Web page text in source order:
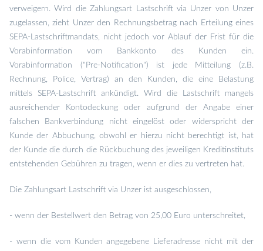
verweigern. Wird die Zahlungsart Lastschrift via Unzer von Unzer
zugelassen, zieht Unzer den Rechnungsbetrag nach Erteilung eines
SEPA-Lastschriftmandats, nicht jedoch vor Ablauf der Frist für die
Vorabinformation vom Bankkonto des Kunden ein.
Vorabinformation ("Pre-Notification") ist jede Mitteilung (z.B.
Rechnung, Police, Vertrag) an den Kunden, die eine Belastung
mittels SEPA-Lastschrift ankündigt. Wird die Lastschrift mangels
ausreichender Kontodeckung oder aufgrund der Angabe einer
falschen Bankverbindung nicht eingelöst oder widerspricht der
Kunde der Abbuchung, obwohl er hierzu nicht berechtigt ist, hat
der Kunde die durch die Rückbuchung des jeweiligen Kreditinstituts
entstehenden Gebühren zu tragen, wenn er dies zu vertreten hat.
Die Zahlungsart Lastschrift via Unzer ist ausgeschlossen,
- wenn der Bestellwert den Betrag von 25,00 Euro unterschreitet,
- wenn die vom Kunden angegebene Lieferadresse nicht mit der